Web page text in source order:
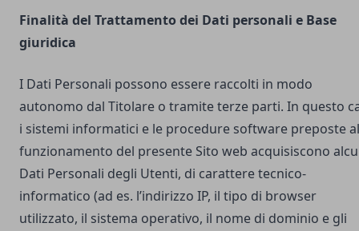
Finalità del Trattamento dei Dati personali e Base
giuridica
I Dati Personali possono essere raccolti in modo
autonomo dal Titolare o tramite terze parti. In questo
i sistemi informatici e le procedure software preposte al
funzionamento del presente Sito web acquisiscono
Dati Personali degli Utenti, di carattere tecnico-
informatico (ad es. l’indirizzo IP, il tipo di browser
utilizzato, il sistema operativo, il nome di dominio e gli